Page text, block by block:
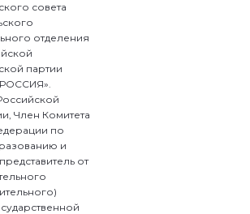
совета
отделения
партии
Член Комитета
по
и
от